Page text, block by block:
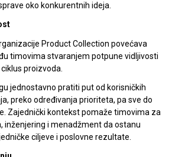
oko konkurentnih ideja.
Product Collection povećava
timovima stvaranjem potpune vidljivosti
proizvoda.
jednostavno pratiti put od korisničkih
preko određivanja prioriteta, pa sve do
Zajednički kontekst pomaže timovima za
inženjering i menadžment da ostanu
ciljeve i poslovne rezultate.